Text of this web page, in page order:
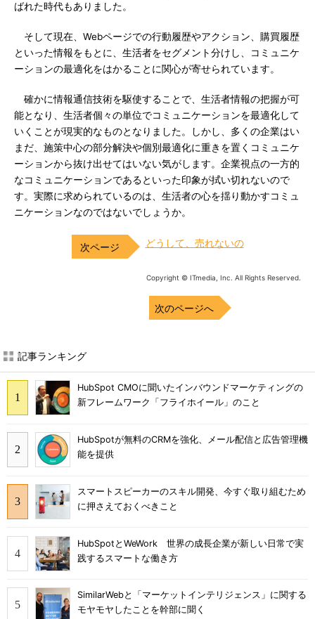
ばれた時代もありました。
そして現在、Webページでの行動履歴やアクション、購買履歴
といった情報をもとに、生活者をセグメント分けし、コミュニケ
ーションの最適化をはかることに関心が寄せられています。
確かに情報通信技術を駆使することで、生活者情報の把握が可
能となり、生活者個々の単位でコミュニケーションを最適化して
いくことが現実的なものとなりました。しかし、多くの企業はい
まだ、施策中心の部分解決や個別最適化に重きを置くコミュニケ
ーションから抜け出せてはいない気がします。企業視点の一方的
なコミュニケーションであるといった印象が拭い切れないので
す。実際に求められているのは、生活者の心を揺り動かすコミュ
ニケーションなのではないでしょうか。
どうして、売れないの
Copyright © ITmedia, Inc. All Rights Reserved.
次のページへ
記事ランキング
HubSpot CMOに聞いたインバウンドマーケティングの
新フレームワーク「フライホイール」のこと
HubSpotが無料のCRMを強化、メール配信と広告管理機
能を提供
スマートスピーカーのスキル開発、今すぐ取り組むため
に押さえておくべきこと
HubSpotとWeWork 世界の成長企業が新しい日常で実
践するスマートな働き方
SimilarWebと「マーケットインテリジェンス」に関する
モヤモヤしたことを幹部に聞く